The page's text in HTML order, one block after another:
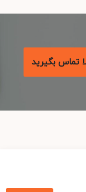
تماس بگیرید